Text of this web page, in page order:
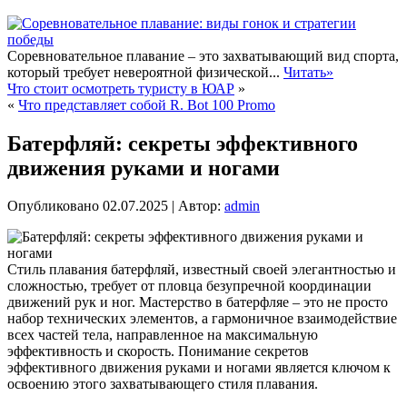
Соревновательное плавание – это захватывающий вид спорта,
который требует невероятной физической... Читать»
Что стоит осмотреть туристу в ЮАР »
« Что представляет собой R. Bot 100 Promo
Батерфляй: секреты эффективного
движения руками и ногами
Опубликовано 02.07.2025 Автор: admin
Стиль плавания батерфляй, известный своей элегантностью и
сложностью, требует от пловца безупречной координации
движений рук и ног. Мастерство в батерфляе – это не просто
набор технических элементов, а гармоничное взаимодействие
всех частей тела, направленное на максимальную
эффективность и скорость. Понимание секретов
эффективного движения руками и ногами является ключом к
освоению этого захватывающего стиля плавания.